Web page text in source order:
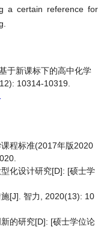
a certain reference for
于新课标下的高中化学
10314-10319.
程标准(2017年版2020
化设计研究[D]: [硕士学
[J]. 智力, 2020(13): 10
的研究[D]: [硕士学位论